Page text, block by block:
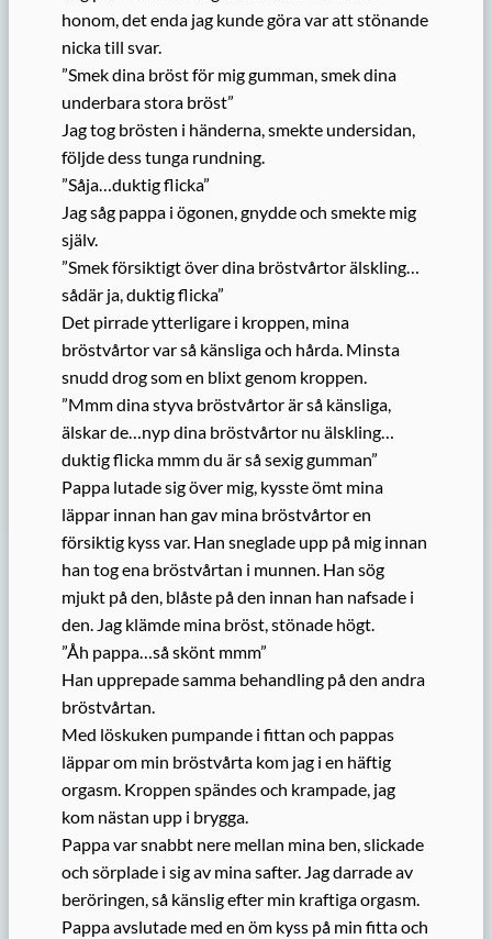
honom, det enda jag kunde göra var att stönande
nicka till svar.
”Smek dina bröst för mig gumman, smek dina
underbara stora bröst”
Jag tog brösten i händerna, smekte undersidan,
följde dess tunga rundning.
”Såja…duktig flicka”
Jag såg pappa i ögonen, gnydde och smekte mig
själv.
”Smek försiktigt över dina bröstvårtor älskling…
sådär ja, duktig flicka”
Det pirrade ytterligare i kroppen, mina
bröstvårtor var så känsliga och hårda. Minsta
snudd drog som en blixt genom kroppen.
”Mmm dina styva bröstvårtor är så känsliga,
älskar de…nyp dina bröstvårtor nu älskling…
duktig flicka mmm du är så sexig gumman”
Pappa lutade sig över mig, kysste ömt mina
läppar innan han gav mina bröstvårtor en
försiktig kyss var. Han sneglade upp på mig innan
han tog ena bröstvårtan i munnen. Han sög
mjukt på den, blåste på den innan han nafsade i
den. Jag klämde mina bröst, stönade högt.
”Åh pappa…så skönt mmm”
Han upprepade samma behandling på den andra
bröstvårtan.
Med löskuken pumpande i fittan och pappas
läppar om min bröstvårta kom jag i en häftig
orgasm. Kroppen spändes och krampade, jag
kom nästan upp i brygga.
Pappa var snabbt nere mellan mina ben, slickade
och sörplade i sig av mina safter. Jag darrade av
beröringen, så känslig efter min kraftiga orgasm.
Pappa avslutade med en öm kyss på min fitta och